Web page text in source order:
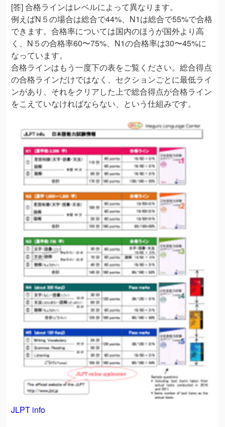
[答] 合格ラインはレベルによって異なります。
例えばN５の場合は総合で44%、N1は総合で55%で合格
できます。合格率については国内のほうが国外より高
く、N５の合格率60〜75%、N1の合格率は30〜45%に
なっています。
合格ラインはもう一度下の表をご覧ください。総合得点
の合格ラインだけではなく、セクションごとに最低ライ
ンがあり、それをクリアした上で総合得点が合格ライン
をこえていなければならない、という仕組みです。
JLPT info